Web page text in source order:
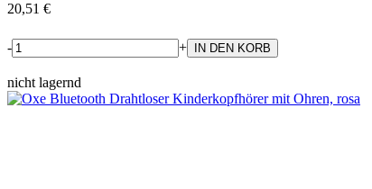
20,51 €
- +
nicht lagernd